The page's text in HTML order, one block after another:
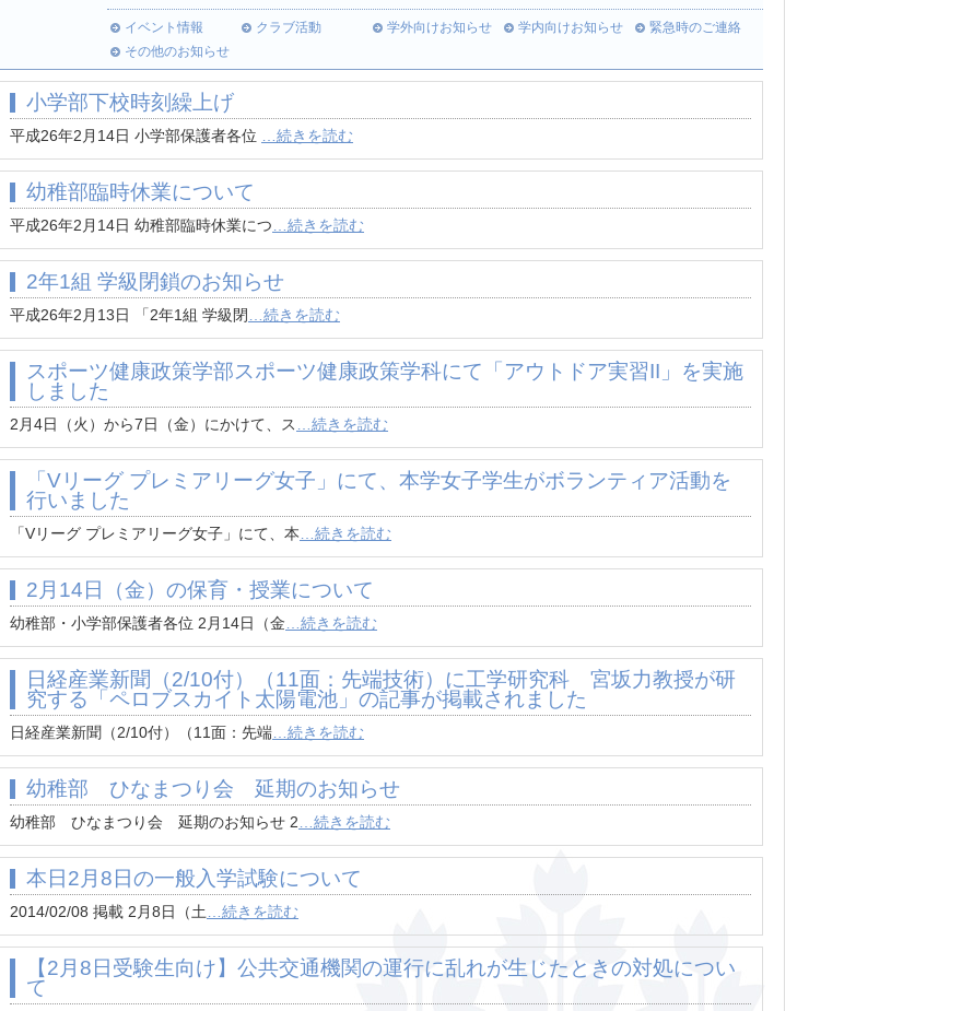
イベント情報 クラブ活動 学外向けお知らせ 学内向けお知らせ
緊急時のご連絡
その他のお知らせ
小学部下校時刻繰上げ
平成26年2月14日 小学部保護者各位 …続きを読む
幼稚部臨時休業について
平成26年2月14日 幼稚部臨時休業につ …続きを読む
2年1組 学級閉鎖のお知らせ
平成26年2月13日 「2年1組 学級閉 …続きを読む
スポーツ健康政策学部スポーツ健康政策学科にて「アウトドア実習II」を実施
しました
2月4日（火）から7日（金）にかけて、ス …続きを読む
「Vリーグ プレミアリーグ女子」にて、本学女子学生がボランティア活動を
行いました
「Vリーグ プレミアリーグ女子」にて、本 …続きを読む
2月14日（金）の保育・授業について
幼稚部・小学部保護者各位 2月14日（金 …続きを読む
日経産業新聞（2/10付）（11面：先端技術）に工学研究科 宮坂力教授が研
究する「ペロブスカイト太陽電池」の記事が掲載されました
日経産業新聞（2/10付）（11面：先端 …続きを読む
幼稚部 ひなまつり会 延期のお知らせ
幼稚部 ひなまつり会 延期のお知らせ 2 …続きを読む
本日2月8日の一般入学試験について
2014/02/08 掲載 2月8日（土 …続きを読む
【2月8日受験生向け】公共交通機関の運行に乱れが生じたときの対処につい
て